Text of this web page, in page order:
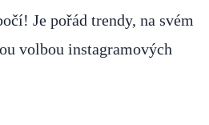
Je pořád trendy, na svém
volbou instagramových